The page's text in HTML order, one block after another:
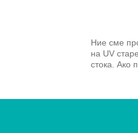
Ние сме
на UV
стока. Ако